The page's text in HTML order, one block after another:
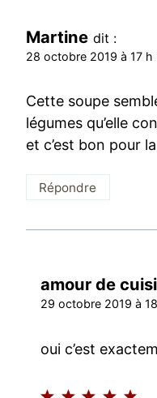
Martine dit :
28 octobre 2019 à 17 h
Cette soupe
légumes qu’elle
et c’est bon pour
Répondre
amour de
29 octobre 2019 à
oui c’est